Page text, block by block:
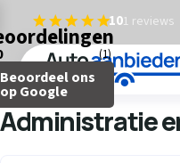
(1)
Beoordeel ons
op Google
101 reviews
Terug
Administratie